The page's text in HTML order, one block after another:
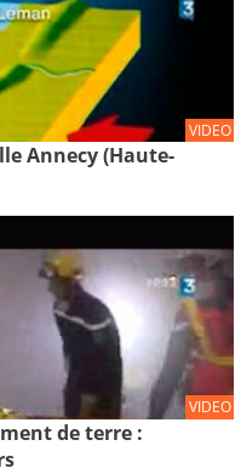
VIDEO
Annecy (Haute-
VIDEO
de terre :